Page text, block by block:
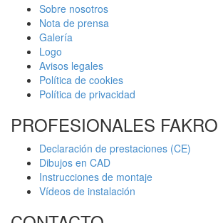
Sobre nosotros
Nota de prensa
Galería
Logo
Avisos legales
Política de cookies
Política de privacidad
PROFESIONALES FAKRO
Declaración de prestaciones (CE)
Dibujos en CAD
Instrucciones de montaje
Vídeos de instalación